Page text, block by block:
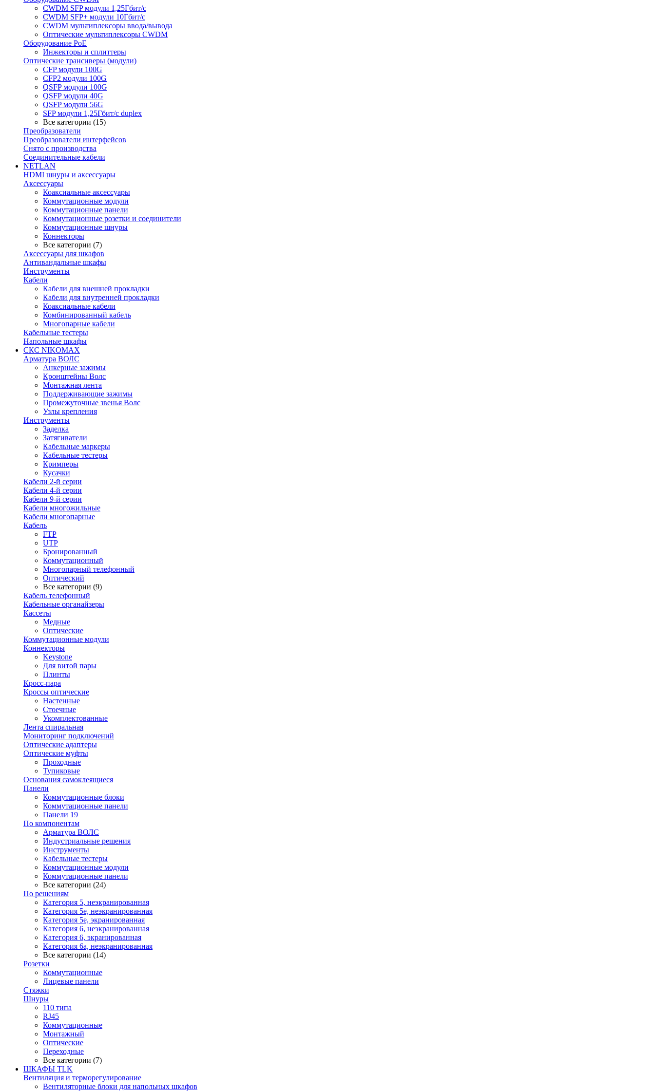
CWDM SFP модули 1,25Гбит/с
CWDM SFP+ модули 10Гбит/с
CWDM мультиплексоры ввода/вывода
Оптические мультиплексоры CWDM
Оборудование PoE
Инжекторы и сплиттеры
Оптические трансиверы (модули)
CFP модули 100G
CFP2 модули 100G
QSFP модули 100G
QSFP модули 40G
QSFP модули 56G
SFP модули 1,25Гбит/с duplex
Все категории (15)
Преобразователи
Преобразователи интерфейсов
Снято с производства
Соединительные кабели
NETLAN
HDMI шнуры и аксессуары
Аксессуары
Коаксиальные аксессуары
Коммутационные модули
Коммутационные панели
Коммутационные розетки и соединители
Коммутационные шнуры
Коннекторы
Все категории (7)
Аксессуары для шкафов
Антивандальные шкафы
Инструменты
Кабели
Кабели для внешней прокладки
Кабели для внутренней прокладки
Коаксиальные кабели
Комбинированный кабель
Многопарные кабели
Кабельные тестеры
Напольные шкафы
СКС NIKOMAX
Арматура ВОЛС
Анкерные зажимы
Кронштейны Волс
Монтажная лента
Поддерживающие зажимы
Промежуточные звенья Волс
Узлы крепления
Инструменты
Заделка
Затягиватели
Кабельные маркеры
Кабельные тестеры
Кримперы
Кусачки
Кабели 2-й серии
Кабели 4-й серии
Кабели 9-й серии
Кабели многожильные
Кабели многопарные
Кабель
FTP
UTP
Бронированный
Коммутационный
Многопарный телефонный
Оптический
Все категории (9)
Кабель телефонный
Кабельные органайзеры
Кассеты
Медные
Оптические
Коммутационные модули
Коннекторы
Keystone
Для витой пары
Плинты
Кросс-пара
Кроссы оптические
Настенные
Стоечные
Укомплектованные
Лента спиральная
Мониторинг подключений
Оптические адаптеры
Оптические муфты
Проходные
Тупиковые
Основания самоклеящиеся
Панели
Коммутационные блоки
Коммутационные панели
Панели 19
По компонентам
Арматура ВОЛС
Индустриальные решения
Инструменты
Кабельные тестеры
Коммутационные модули
Коммутационные панели
Все категории (24)
По решениям
Категория 5, неэкранированная
Категория 5е, неэкранированная
Категория 5е, экранированная
Категория 6, неэкранированная
Категория 6, экранированная
Категория 6а, неэкранированная
Все категории (14)
Розетки
Коммутационные
Лицевые панели
Стяжки
Шнуры
110 типа
RJ45
Коммутационные
Монтажный
Оптические
Переходные
Все категории (7)
ШКАФЫ TLK
Вентиляция и терморегулирование
Вентиляторные блоки для напольных шкафов